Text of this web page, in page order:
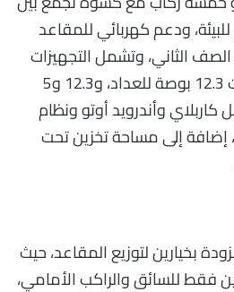
ودعم كهربائي للمقاعد
الثاني، وتشمل التجهيزات
الداخلية شاشات بقياسات 12.3 بوصة للعداد، و12.3 و5
كاربلاي وأندرويد أوتو ونظام
صوتي Harmon Kardon، إضافة إلى مساحة تخزين تحت
كيا تاسمان 2026 مزودة بخيارين لتوزيع المقاعد، حيث
فقط للسائق والراكب الأمامي،